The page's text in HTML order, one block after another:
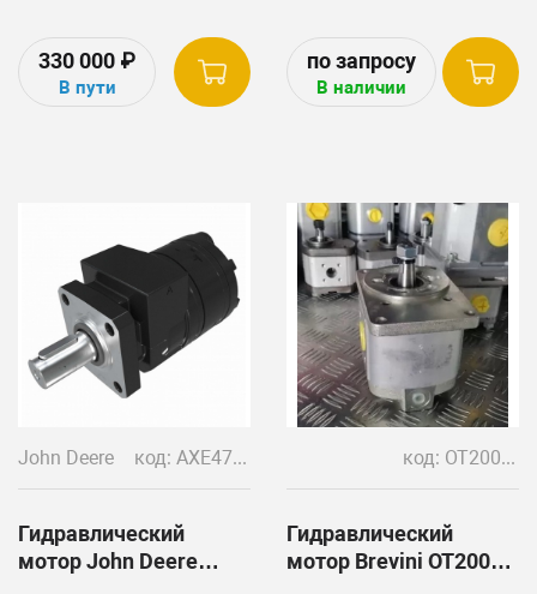
трактора John Deere 8-й
серии и другие модели.
330 000 ₽
В пути В наличии
John Deere код: AXE47577
Гидравлический
мотор John Deere
код: OT200 M08 D/B25B2-PFH-VA-VMI 200/ZnNi + BF2Z15
Гидравлический
мотор Brevini OT200